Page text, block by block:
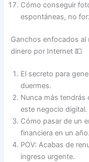
Cómo conseguir
espontáneas, no
Ganchos enfocados
dinero por Internet 💵
El secreto para
duermes.
Nunca más tendrás
este negocio digital.
Cómo pasar de un
financiera en un año.
POV: Acabas de
ingreso urgente.